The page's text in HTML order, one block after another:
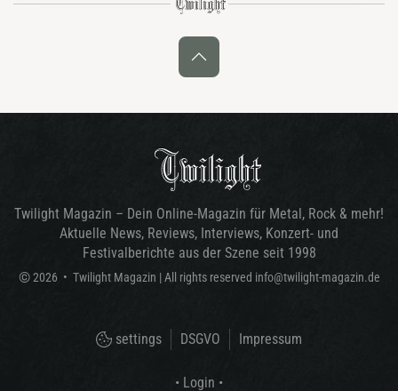
Twilight Magazin – Dein Online-Magazin für Metal, Rock & mehr!
Aktuelle News, Reviews, Interviews, Konzert- und
Festivalberichte aus der Szene seit 1998
© 2026 • Twilight Magazin | All rights reserved info@twilight-magazin.de
settings DSGVO Impressum
• Login •